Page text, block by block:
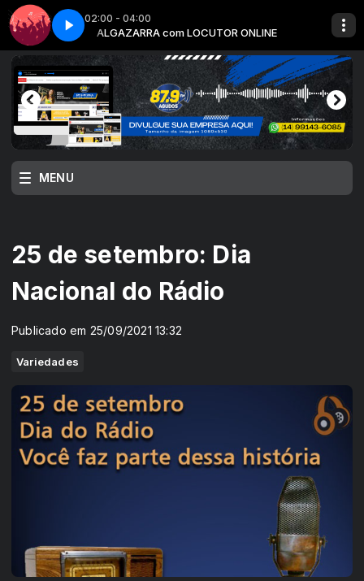
02:00 - 04:00
ALGAZARRA com LOCUTOR ONLINE
Algazarra - Parte 8
VIBE TOTAL com LOCUTOR ONLINE
MENU
25 de setembro: Dia
Nacional do Rádio
Publicado em 25/09/2021 13:32
Variedades